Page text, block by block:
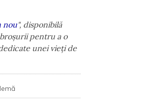
nou", disponibilă
pentru a o
unei vieți de